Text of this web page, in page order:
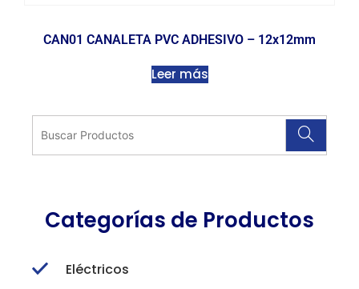
CAN01 CANALETA PVC ADHESIVO – 12x12mm
Leer más
Categorías de Productos
Eléctricos